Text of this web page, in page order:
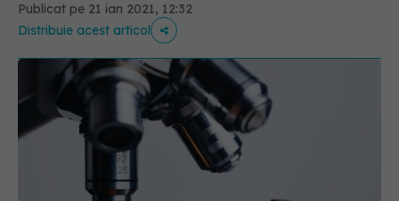
Publicat pe 21 ian 2021, 12:32
Distribuie acest articol